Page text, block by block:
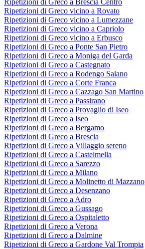
Ripetizioni di Greco vicino a Rovato
Ripetizioni di Greco vicino a Lumezzane
Ripetizioni di Greco vicino a Capriolo
Ripetizioni di Greco vicino a Erbusco
Ripetizioni di Greco a Ponte San Pietro
Ripetizioni di Greco a Moniga del Garda
Ripetizioni di Greco a Castegnato
Ripetizioni di Greco a Rodengo Saiano
Ripetizioni di Greco a Corte Franca
Ripetizioni di Greco a Cazzago San Martino
Ripetizioni di Greco a Passirano
Ripetizioni di Greco a Provaglio di Iseo
Ripetizioni di Greco a Iseo
Ripetizioni di Greco a Bergamo
Ripetizioni di Greco a Brescia
Ripetizioni di Greco a Villaggio sereno
Ripetizioni di Greco a Castelmella
Ripetizioni di Greco a Sarezzo
Ripetizioni di Greco a Milano
Ripetizioni di Greco a Molinetto di Mazzano
Ripetizioni di Greco a Desenzano
Ripetizioni di Greco a Adro
Ripetizioni di Greco a Gussago
Ripetizioni di Greco a Ospitaletto
Ripetizioni di Greco a Verona
Ripetizioni di Greco a Dalmine
Ripetizioni di Greco a Gardone Val Trompia